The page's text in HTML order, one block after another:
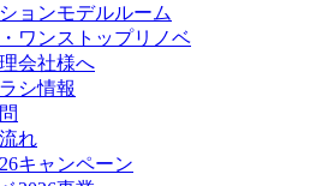
ョンモデルルーム
ワンストップリノベ
会社様へ
シ情報
れ
キャンペーン